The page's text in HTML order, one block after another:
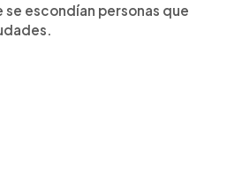
escondían personas que